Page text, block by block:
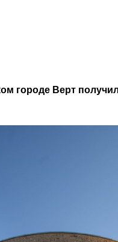
городе Верт